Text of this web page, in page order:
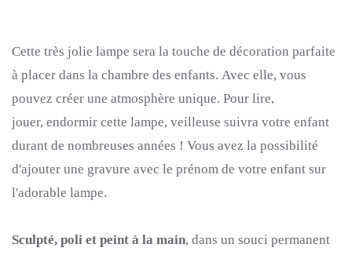
Cette très jolie lampe sera la touche de décoration parfaite
à placer dans la chambre des enfants. Avec elle, vous
pouvez créer une atmosphère unique. Pour lire,
jouer, endormir cette lampe, veilleuse suivra votre enfant
durant de nombreuses années ! Vous avez la possibilité
d'ajouter une gravure avec le prénom de votre enfant sur
l'adorable lampe.
Sculpté, poli et peint à la main, dans un souci permanent